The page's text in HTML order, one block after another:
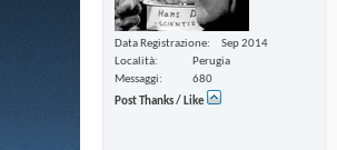
Data Registrazione
Sep 2014
Località
Perugia
Messaggi
680
Post Thanks / Like